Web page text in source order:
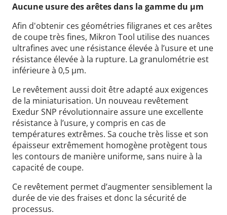
Aucune usure des arêtes dans la gamme du µm
Afin d'obtenir ces géométries filigranes et ces arêtes
de coupe très fines, Mikron Tool utilise des nuances
ultrafines avec une résistance élevée à l’usure et une
résistance élevée à la rupture. La granulométrie est
inférieure à 0,5 µm.
Le revêtement aussi doit être adapté aux exigences
de la miniaturisation. Un nouveau revêtement
Exedur SNP révolutionnaire assure une excellente
résistance à l’usure, y compris en cas de
températures extrêmes. Sa couche très lisse et son
épaisseur extrêmement homogène protègent tous
les contours de manière uniforme, sans nuire à la
capacité de coupe.
Ce revêtement permet d’augmenter sensiblement la
durée de vie des fraises et donc la sécurité de
processus.